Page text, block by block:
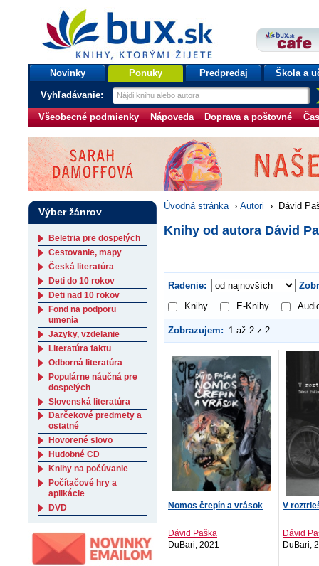
bux.sk
knihy, ktorými žijete
Úvodná stránka
Novinky Ponuky Predpredaj Škola a
Vyhľadávanie:
Všeobecné podmienky Nápoveda Doprava a poštovné
Úvodná stránka › Autori › Dávid
Knihy od autora Dávid
Radenie:
Knihy
E-Knihy
Zobrazujem: 1 až 2 z 2
Nomos črepín a vrások
Dávid Paška
DuBari, 2021
V
Dávid
DuBari,
Výber žánrov
Beletria pre dospelých
Cestovanie, mapy
Česká literatúra
Deti do 10 rokov
Deti nad 10 rokov
Fond na podporu
umenia
Jazyky, vzdelanie
Literatúra faktu
Odborná literatúra
Populárne náučná pre
dospelých
Slovenská literatúra
Darčekové predmety a
ostatné
Hovorené slovo
Hudobné CD
Knihy na počúvanie
Počítačové hry a
aplikácie
DVD